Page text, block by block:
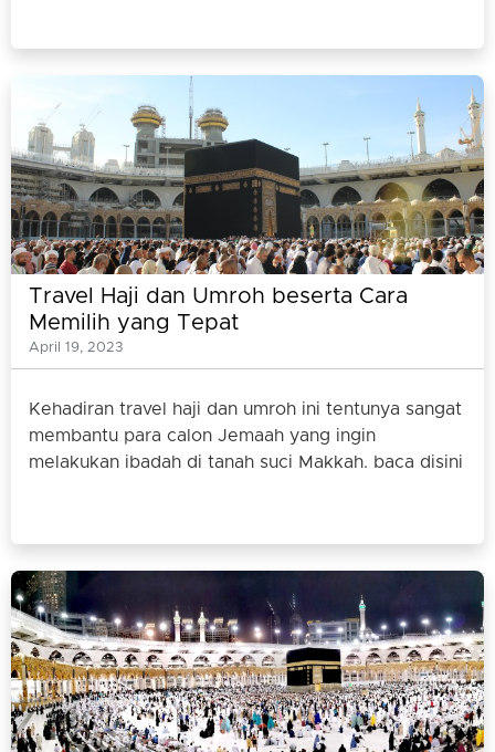
Travel Haji dan Umroh beserta Cara
Memilih yang Tepat
April 19, 2023
Kehadiran travel haji dan umroh ini tentunya sangat
membantu para calon Jemaah yang ingin
melakukan ibadah di tanah suci Makkah. baca disini